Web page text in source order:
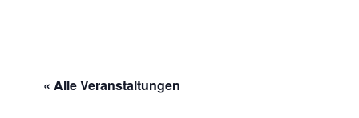
« Alle Veranstaltungen